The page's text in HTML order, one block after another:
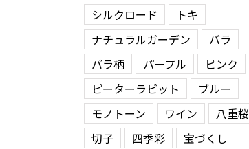
シルクロード
トキ
ナチュラルガーデン
バラ
バラ柄
パープル
ピンク
ピーターラビット
ブルー
モノトーン
ワイン
八重桜
切子
四季彩
宝づくし